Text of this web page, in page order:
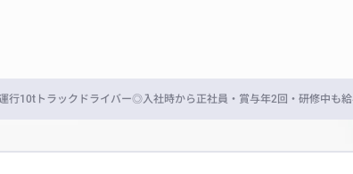
行10tトラックドライバー◎入社時から正社員・賞与年2回・研修中も給